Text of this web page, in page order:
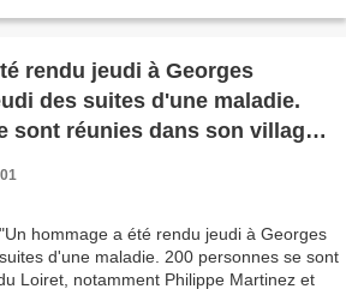
rendu jeudi à Georges
des suites d'une maladie.
sont réunies dans son village
Philippe Martinez et Jean-